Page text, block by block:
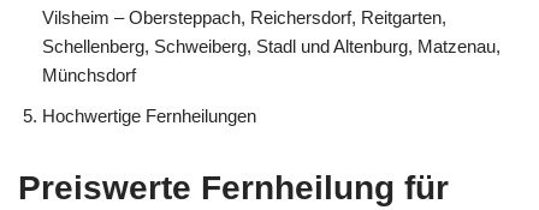
Vilsheim – Obersteppach, Reichersdorf, Reitgarten,
Schellenberg, Schweiberg, Stadl und Altenburg, Matzenau,
Münchsdorf
Hochwertige Fernheilungen
Preiswerte Fernheilung für